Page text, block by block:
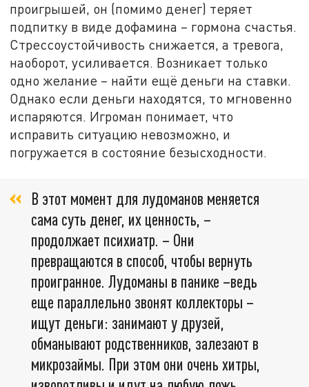
проигрышей, он (помимо денег) теряет
подпитку в виде дофамина – гормона счастья.
Стрессоустойчивость снижается, а тревога,
наоборот, усиливается. Возникает только
одно желание – найти ещё деньги на ставки.
Однако если деньги находятся, то мгновенно
испаряются. Игроман понимает, что
исправить ситуацию невозможно, и
погружается в состояние безысходности.
В этот момент для лудоманов меняется
сама суть денег, их ценность, –
продолжает психиатр. – Они
превращаются в способ, чтобы вернуть
проигранное. Лудоманы в панике –ведь
еще параллельно звонят коллекторы –
ищут деньги: занимают у друзей,
обманывают родственников, залезают в
микрозаймы. При этом они очень хитры,